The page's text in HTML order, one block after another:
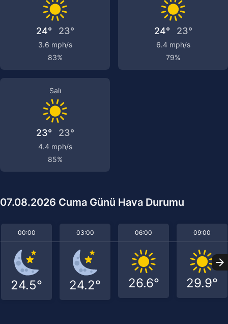
24° 23°
3.6 mph/s
83%
24° 23°
6.4 mph/s
79%
Salı
23° 23°
4.4 mph/s
85%
07.08.2026 Cuma Günü Hava Durumu
00:00
24.5°
03:00
24.2°
06:00
26.6°
09:00
29.9°